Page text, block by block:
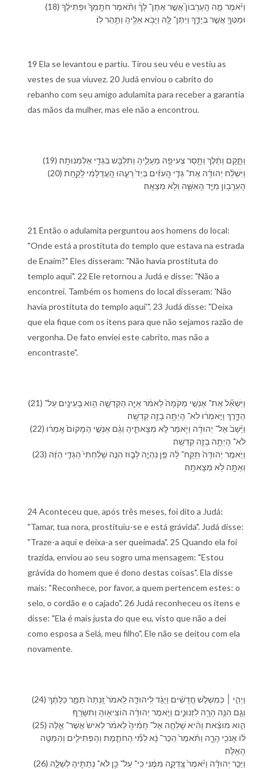
(18) וַ⁠יֹּ֗אמֶר מָ֣ה הָֽ⁠עֵרָבוֹן֮ אֲשֶׁ֣ר אֶתֶּן־ לָּ⁠ךְ֒ וַ⁠תֹּ֗אמֶר חֹתָֽמְ⁠ךָ֙ וּ⁠פְתִילֶ֔⁠ךָ
וּ⁠מַטְּ⁠ךָ֖ אֲשֶׁ֣ר בְּ⁠יָדֶ֑⁠ךָ וַ⁠יִּתֶּן־ לָּ֛⁠הּ וַ⁠יָּבֹ֥א אֵלֶ֖י⁠הָ וַ⁠תַּ֥הַר לֽ⁠וֹ׃
19 Ela se levantou e partiu. Tirou seu véu e vestiu as
vestes de sua viuvez. 20 Judá enviou o cabrito do
rebanho com seu amigo adulamita para receber a garantia
das mãos da mulher, mas ele não a encontrou.
(19) וַ⁠תָּ֣קָם וַ⁠תֵּ֔לֶךְ וַ⁠תָּ֥סַר צְעִיפָ֖⁠הּ מֵ⁠עָלֶ֑י⁠הָ וַ⁠תִּלְבַּ֖שׁ בִּגְדֵ֥י אַלְמְנוּתָֽ⁠הּ׃
(20) וַ⁠יִּשְׁלַ֨ח יְהוּדָ֜ה אֶת־ גְּדִ֣י הָֽ⁠עִזִּ֗ים בְּ⁠יַד֙ רֵעֵ֣⁠הוּ הָֽ⁠עֲדֻלָּמִ֔י לָ⁠קַ֥חַת
הָ⁠עֵרָב֖וֹן מִ⁠יַּ֣ד הָ⁠אִשָּׁ֑ה וְ⁠לֹ֖א מְצָאָֽ⁠הּ׃
21 Então o adulamita perguntou aos homens do local:
"Onde está a prostituta do templo que estava na estrada
de Enaim?" Eles disseram: "Não havia prostituta do
templo aqui". 22 Ele retornou a Judá e disse: "Não a
encontrei. Também os homens do local disseram: 'Não
havia prostituta do templo aqui'". 23 Judá disse: "Deixa
que ela fique com os itens para que não sejamos razão de
vergonha. De fato enviei este cabrito, mas não a
encontraste".
(21) וַ⁠יִּשְׁאַ֞ל אֶת־ אַנְשֵׁ֤י מְקֹמָ⁠הּ֙ לֵ⁠אמֹ֔ר אַיֵּ֧ה הַ⁠קְּדֵשָׁ֛ה הִ֥וא בָ⁠עֵינַ֖יִם עַל־
הַ⁠דָּ֑רֶךְ וַ⁠יֹּ֣אמְר֔וּ לֹא־ הָיְתָ֥ה בָ⁠זֶ֖ה קְדֵשָֽׁה׃
(22) וַ⁠יָּ֨שָׁב֙ אֶל־ יְהוּדָ֔ה וַ⁠יֹּ֖אמֶר לֹ֣א מְצָאתִ֑י⁠הָ וְ⁠גַ֨ם אַנְשֵׁ֤י הַ⁠מָּקוֹם֙ אָֽמְר֔וּ
לֹא־ הָיְתָ֥ה בָ⁠זֶ֖ה קְדֵשָֽׁה׃
(23) וַ⁠יֹּ֤אמֶר יְהוּדָה֙ תִּֽקַּֽח־ לָ֔⁠הּ פֶּ֖ן נִהְיֶ֣ה לָ⁠ב֑וּז הִנֵּ֤ה שָׁלַ֨חְתִּי֙ הַ⁠גְּדִ֣י הַ⁠זֶּ֔ה
וְ⁠אַתָּ֖ה לֹ֥א מְצָאתָֽ⁠הּ׃
24 Aconteceu que, após três meses, foi dito a Judá:
"Tamar, tua nora, prostituiu-se e está grávida". Judá disse:
"Traze-a aqui e deixa-a ser queimada". 25 Quando ela foi
trazida, enviou ao seu sogro uma mensagem: "Estou
grávida do homem que é dono destas coisas". Ela disse
mais: "Reconhece, por favor, a quem pertencem estes: o
selo, o cordão e o cajado". 26 Judá reconheceu os itens e
disse: "Ela é mais justa do que eu, visto que não a dei
como esposa a Selá, meu filho". Ele não se deitou com ela
novamente.
(24) וַ⁠יְהִ֣י ׀ כְּ⁠מִ⁠שְׁלֹ֣שׁ חֳדָשִׁ֗ים וַ⁠יֻּגַּ֨ד לִֽ⁠יהוּדָ֤ה לֵֽ⁠אמֹר֙ זָֽנְתָה֙ תָּמָ֣ר כַּלָּתֶ֔⁠ךָ
וְ⁠גַ֛ם הִנֵּ֥ה הָרָ֖ה לִ⁠זְנוּנִ֑ים וַ⁠יֹּ֣אמֶר יְהוּדָ֔ה הוֹצִיא֖וּ⁠הָ וְ⁠תִשָּׂרֵֽף׃
(25) הִ֣וא מוּצֵ֗את וְ⁠הִ֨יא שָׁלְחָ֤ה אֶל־ חָמִ֨י⁠הָ֙ לֵ⁠אמֹ֔ר לְ⁠אִישׁ֙ אֲשֶׁר־ אֵ֣לֶּה
לּ֔⁠וֹ אָנֹכִ֖י הָרָ֑ה וַ⁠תֹּ֨אמֶר֙ הַכֶּר־ נָ֔א לְ⁠מִ֞י הַ⁠חֹתֶ֧מֶת וְ⁠הַ⁠פְּתִילִ֛ים וְ⁠הַ⁠מַּטֶּ֖ה
הָ⁠אֵֽלֶּה׃
(26) וַ⁠יַּכֵּ֣ר יְהוּדָ֗ה וַ⁠יֹּ֨אמֶר֙ צָֽדְקָ֣ה מִמֶּ֔⁠נִּי כִּֽי־ עַל־ כֵּ֥ן לֹא־ נְתַתִּ֖י⁠הָ לְ⁠שֵׁלָ֣ה